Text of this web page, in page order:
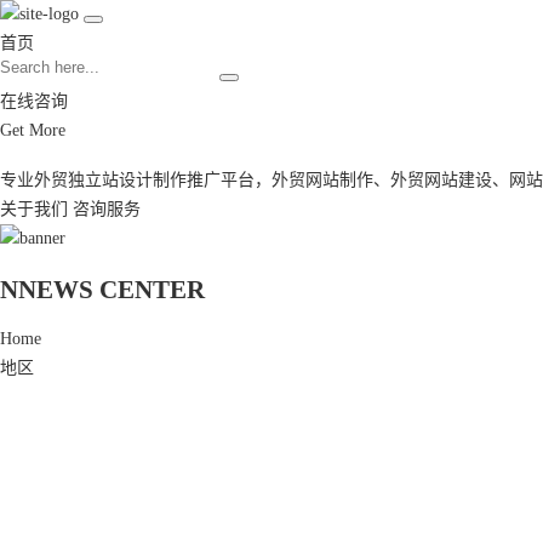
首页
在线咨询
Get More
专业外贸独立站设计制作推广平台， 外贸网站制作、 外贸网站建设、 网
关于我们
咨询服务
NNEWS CENTER
Home
地区